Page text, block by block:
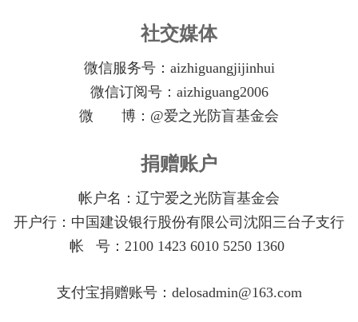
社交媒体
微信服务号：aizhiguangjijinhui
微信订阅号：aizhiguang2006
微 博：@爱之光防盲基金会
捐赠账户
帐户名：辽宁爱之光防盲基金会
开户行：中国建设银行股份有限公司沈阳三台子支行
帐 号：2100 1423 6010 5250 1360
支付宝捐赠账号： delosadmin@163.com